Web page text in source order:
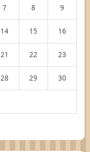
7 8 9
14 15 16
21 22 23
28 29 30